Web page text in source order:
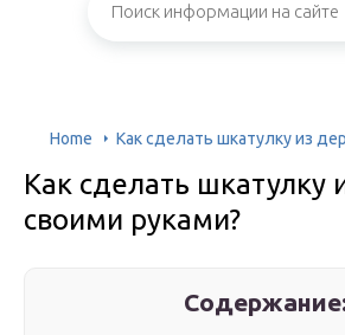
Home Как сделать шкатулку из
Как сделать шкатулку
своими руками?